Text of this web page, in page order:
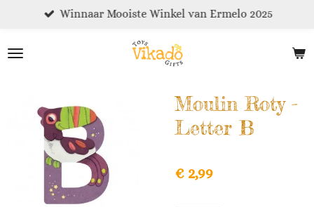
naar
Winnaar Mooiste Winkel van Ermelo 2025
Moulin Roty -
Letter B
€ 2,99